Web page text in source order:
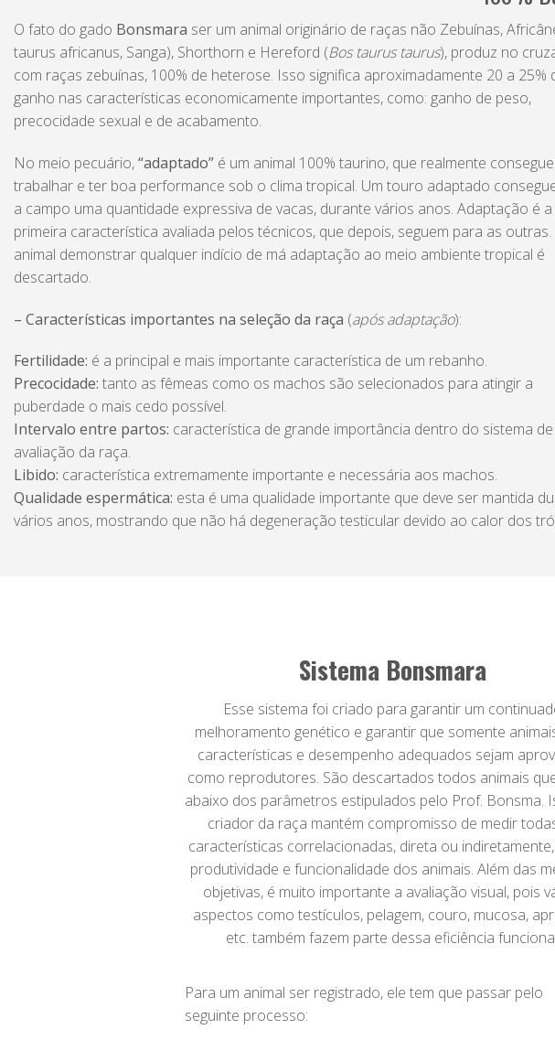
O fato do gado Bonsmara ser um animal originário de raças não Zebuínas,
taurus africanus, Sanga), Shorthorn e Hereford (Bos taurus taurus), produz no
com raças zebuínas, 100% de heterose. Isso significa aproximadamente 20 a 25%
ganho nas características economicamente importantes, como: ganho de peso,
precocidade sexual e de acabamento.
No meio pecuário,“adaptado” é um animal 100% taurino, que realmente consegue
trabalhar e ter boa performance sob o clima tropical. Um touro adaptado
a campo uma quantidade expressiva de vacas, durante vários anos. Adaptação é a
primeira característica avaliada pelos técnicos, que depois, seguem para as outras.
animal demonstrar qualquer indício de má adaptação ao meio ambiente tropical é
descartado.
– Características importantes na seleção da raça (após adaptação):
Fertilidade: é a principal e mais importante característica de um rebanho.
Precocidade: tanto as fêmeas como os machos são selecionados para atingir a
puberdade o mais cedo possível.
Intervalo entre partos: característica de grande importância dentro do sistema de
avaliação da raça.
Libido: característica extremamente importante e necessária aos machos.
Qualidade espermática: esta é uma qualidade importante que deve ser mantida
vários anos, mostrando que não há degeneração testicular devido ao calor dos
Sistema Bonsmara
Esse sistema foi criado para garantir um
melhoramento genético e garantir que somente
características e desempenho adequados sejam
como reprodutores. São descartados todos animais
abaixo dos parâmetros estipulados pelo Prof. Bonsma.
criador da raça mantém compromisso de medir
características correlacionadas, direta ou
produtividade e funcionalidade dos animais. Além das
objetivas, é muito importante a avaliação visual, pois
aspectos como testículos, pelagem, couro, mucosa,
etc. também fazem parte dessa eficiência
Para um animal ser registrado, ele tem que passar pelo
seguinte processo: